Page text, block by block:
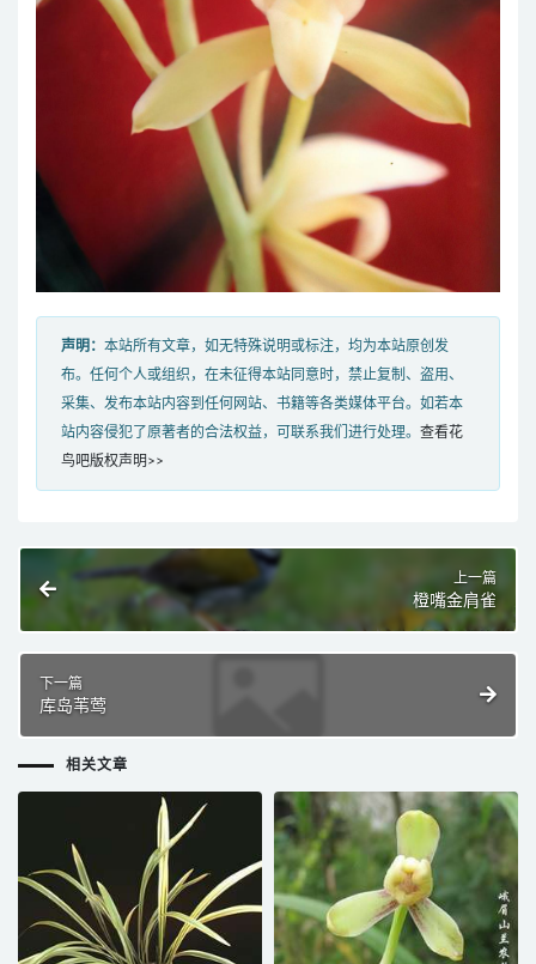
声明： 本站所有文章，如无特殊说明或标注，均为本站原创发
布。任何个人或组织，在未征得本站同意时，禁止复制、盗用、
采集、发布本站内容到任何网站、书籍等各类媒体平台。如若本
站内容侵犯了原著者的合法权益，可联系我们进行处理。 查看花
鸟吧版权声明>>
上一篇
橙嘴金肩雀
下一篇
库岛苇莺
相关文章